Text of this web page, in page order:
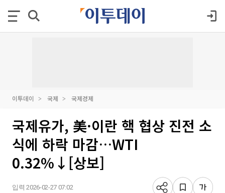
이투데이 국제 국제경제
국제유가, 美·이란 핵 협상 진전 소
식에 하락 마감…WTI
0.32%↓[상보]
입력 2026-02-27 07:02